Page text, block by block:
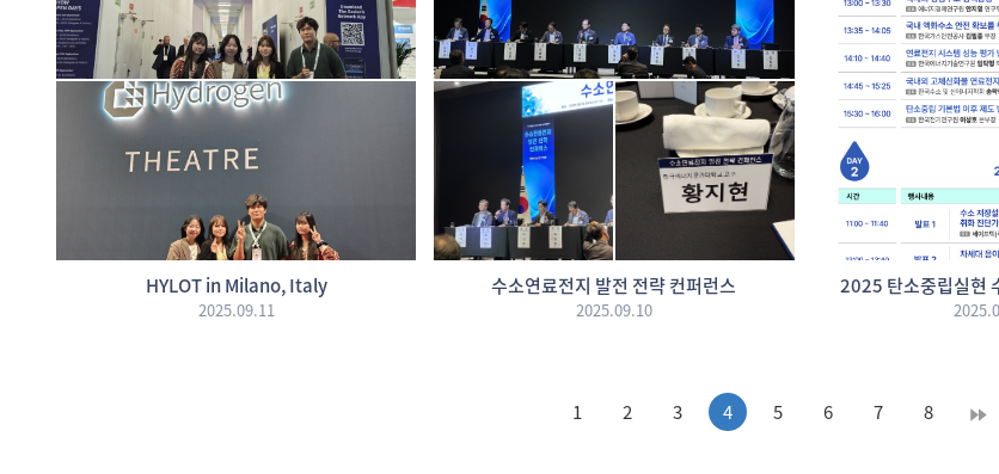
HYLOT in Milano, Italy
2025.09.11
수소연료전지 발전 전략 컨퍼런스
2025.09.10
2025 탄소중립실현
1 2 3 4 5 6 7 8